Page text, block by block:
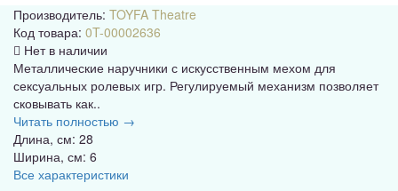
Производитель: TOYFA Theatre
Код товара: 0T-00002636
Нет в наличии
Металлические наручники с искусственным мехом для
сексуальных ролевых игр. Регулируемый механизм позволяет
сковывать как..
Читать полностью →
Длина, см: 28
Ширина, см: 6
Все характеристики